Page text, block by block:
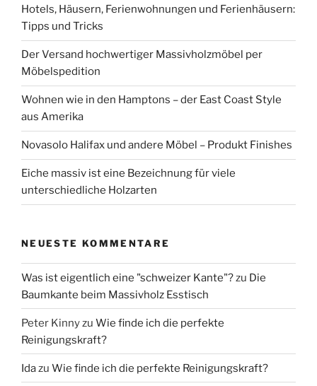
Hotels, Häusern, Ferienwohnungen und Ferienhäusern:
Tipps und Tricks
Der Versand hochwertiger Massivholzmöbel per
Möbelspedition
Wohnen wie in den Hamptons – der East Coast Style
aus Amerika
Novasolo Halifax und andere Möbel – Produkt Finishes
Eiche massiv ist eine Bezeichnung für viele
unterschiedliche Holzarten
NEUESTE KOMMENTARE
Was ist eigentlich eine "schweizer Kante"?zu Die
Baumkante beim Massivholz Esstisch
Peter Kinnyzu Wie finde ich die perfekte
Reinigungskraft?
Idazu Wie finde ich die perfekte Reinigungskraft?